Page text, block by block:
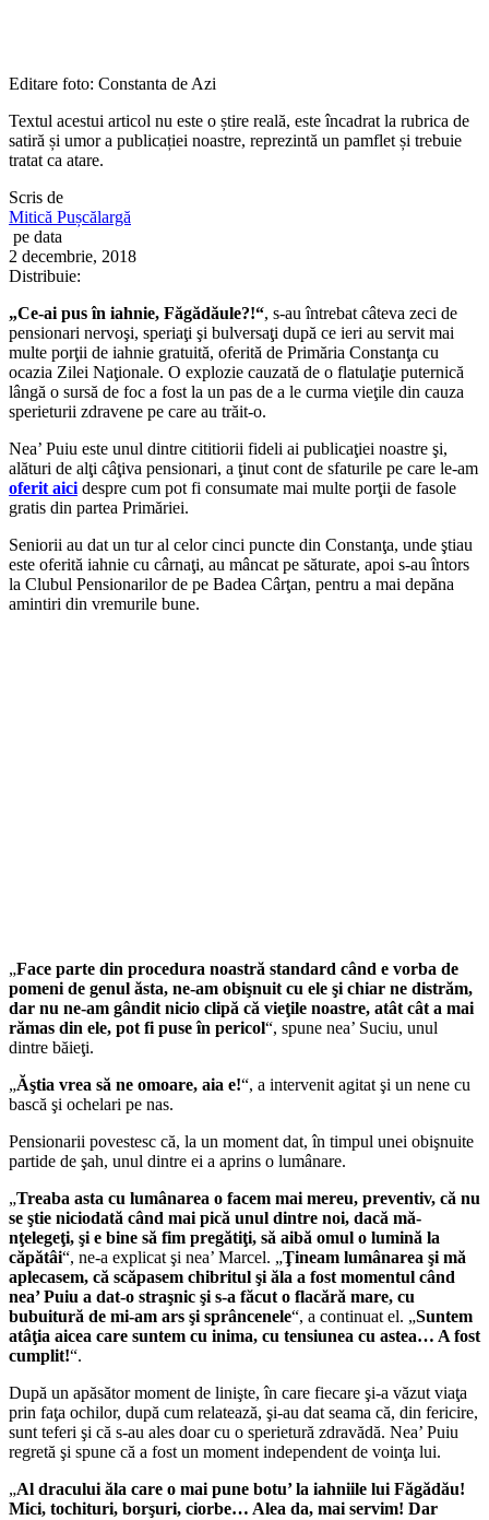
Editare foto: Constanta de Azi
Textul acestui articol nu este o știre reală, este încadrat la rubrica de
satiră și umor a publicației noastre, reprezintă un pamflet și trebuie
tratat ca atare.
Scris de
Mitică Pușcălargă
pe data
2 decembrie, 2018
Distribuie:
„Ce-ai pus în iahnie, Făgădăule?!“, s-au întrebat câteva zeci de
pensionari nervoşi, speriaţi şi bulversaţi după ce ieri au servit mai
multe porţii de iahnie gratuită, oferită de Primăria Constanţa cu
ocazia Zilei Naţionale. O explozie cauzată de o flatulaţie puternică
lângă o sursă de foc a fost la un pas de a le curma vieţile din cauza
sperieturii zdravene pe care au trăit-o.
Nea’ Puiu este unul dintre cititiorii fideli ai publicaţiei noastre şi,
alături de alţi câţiva pensionari, a ţinut cont de sfaturile pe care le-am
oferit aici despre cum pot fi consumate mai multe porţii de fasole
gratis din partea Primăriei.
Seniorii au dat un tur al celor cinci puncte din Constanţa, unde ştiau
este oferită iahnie cu cârnaţi, au mâncat pe săturate, apoi s-au întors
la Clubul Pensionarilor de pe Badea Cârţan, pentru a mai depăna
amintiri din vremurile bune.
„Face parte din procedura noastră standard când e vorba de
pomeni de genul ăsta, ne-am obişnuit cu ele şi chiar ne distrăm,
dar nu ne-am gândit nicio clipă că vieţile noastre, atât cât a mai
rămas din ele, pot fi puse în pericol“, spune nea’ Suciu, unul
dintre băieţi.
„Ăştia vrea să ne omoare, aia e!“, a intervenit agitat şi un nene cu
bască şi ochelari pe nas.
Pensionarii povestesc că, la un moment dat, în timpul unei obişnuite
partide de şah, unul dintre ei a aprins o lumânare.
„Treaba asta cu lumânarea o facem mai mereu, preventiv, că nu
se ştie niciodată când mai pică unul dintre noi, dacă mă-
nţelegeţi, şi e bine să fim pregătiţi, să aibă omul o lumină la
căpătâi“, ne-a explicat şi nea’ Marcel. „Ţineam lumânarea şi mă
aplecasem, că scăpasem chibritul şi ăla a fost momentul când
nea’ Puiu a dat-o straşnic şi s-a făcut o flacără mare, cu
bubuitură de mi-am ars şi sprâncenele“, a continuat el. „Suntem
atâţia aicea care suntem cu inima, cu tensiunea cu astea… A fost
cumplit!“.
După un apăsător moment de linişte, în care fiecare şi-a văzut viaţa
prin faţa ochilor, după cum relatează, şi-au dat seama că, din fericire,
sunt teferi şi că s-au ales doar cu o sperietură zdravădă. Nea’ Puiu
regretă şi spune că a fost un moment independent de voinţa lui.
„Al dracului ăla care o mai pune botu’ la iahniile lui Făgădău!
Mici, tochituri, borşuri, ciorbe… Alea da, mai servim! Dar